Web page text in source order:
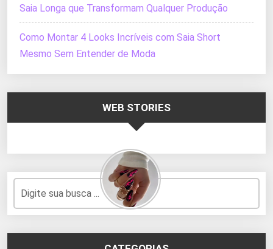
Saia Longa que Transformam Qualquer Produção
Como Montar 4 Looks Incríveis com Saia Short
Mesmo Sem Entender de Moda
WEB STORIES